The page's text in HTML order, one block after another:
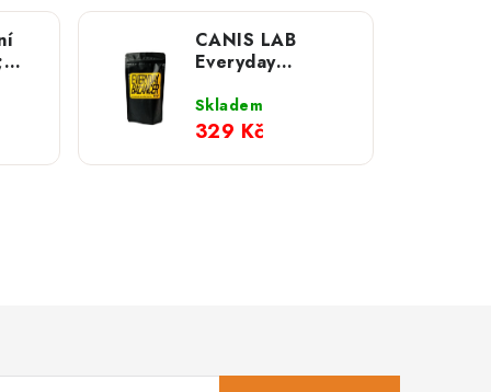
CANIS LAB
Everyday
Skladem
329 Kč